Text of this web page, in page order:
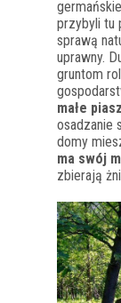
przybyli tu
sprawą
uprawny.
gruntom
małe
osadzanie
domy
ma swój
zbierają